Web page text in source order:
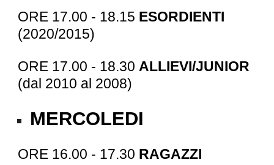
ORE 17.00 - 18.15 ESORDIENTI
(2020/2015)
ORE 17.00 - 18.30 ALLIEVI/JUNIOR
(dal 2010 al 2008)
MERCOLEDI
ORE 16.00 - 17.30 RAGAZZI